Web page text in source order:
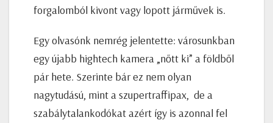
forgalomból kivont vagy lopott járművek is.
Egy olvasónk nemrég jelentette: városunkban
egy újabb hightech kamera „nőtt ki” a földből
pár hete. Szerinte bár ez nem olyan
nagytudású, mint a szupertraffipax, de a
szabálytalankodókat azért így is azonnal fel